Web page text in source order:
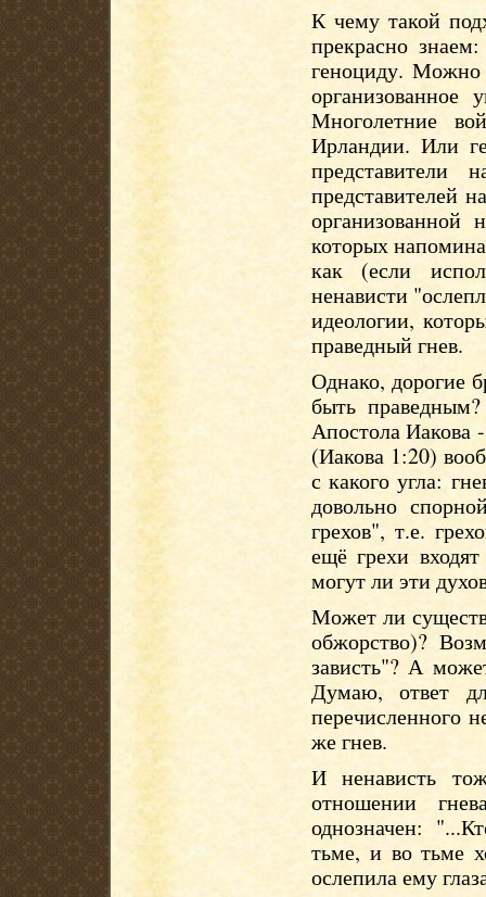
К чему такой
прекрасно
геноциду. Можно
организованное
Многолетние
Ирландии. Или
представители
представителей
которых
как (если
ненависти
идеологии,
праведный гнев.
Однако, дорогие
быть
Апостола Иакова
(Иакова 1:20)
с какого угла:
довольно
грехов", т.е.
ещё грехи
могут ли эти
Может ли
обжорство)?
зависть"? А
Думаю, ответ
перечисленного
же гнев.
И ненависть
отношении
однозначен:
тьме, и во тьме
ослепила ему